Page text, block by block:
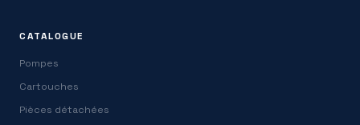
CATALOGUE
Pompes
Cartouches
Pièces détachées